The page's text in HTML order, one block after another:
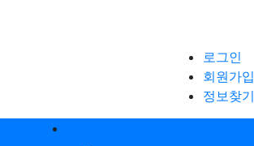
로그인
회원가입
정보찾기